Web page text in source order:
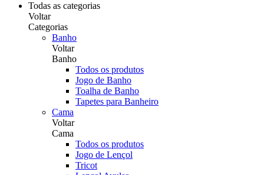
Todas as categorias
Voltar
Categorias
Banho
Voltar
Banho
Todos os produtos
Jogo de Banho
Toalha de Banho
Tapetes para Banheiro
Cama
Voltar
Cama
Todos os produtos
Jogo de Lençol
Tricot